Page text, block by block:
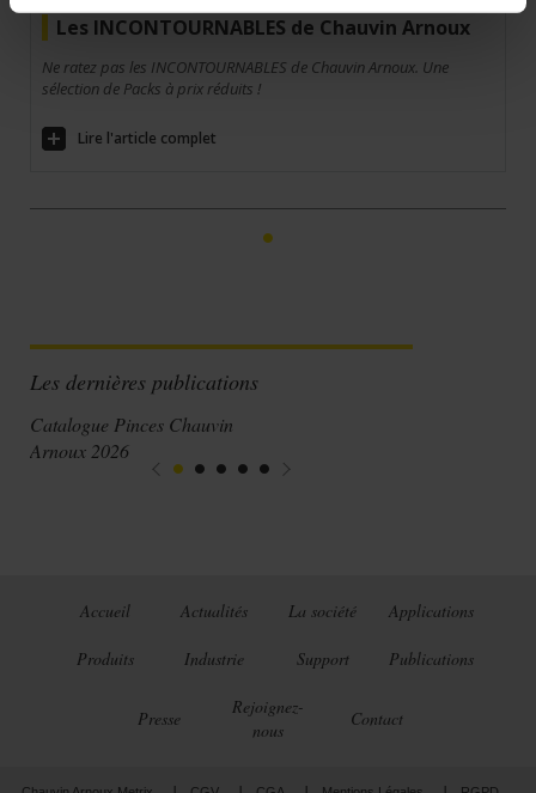
Les INCONTOURNABLES de Chauvin Arnoux
Ne ratez pas les INCONTOURNABLES de Chauvin Arnoux. Une
sélection de Packs à prix réduits !
Lire l'article complet
Les dernières publications
Catalogue Pinces Chauvin
Arnoux 2026
Accueil Actualités La société Applications
Produits Industrie Support Publications
Presse
Rejoignez-
nous
Contact